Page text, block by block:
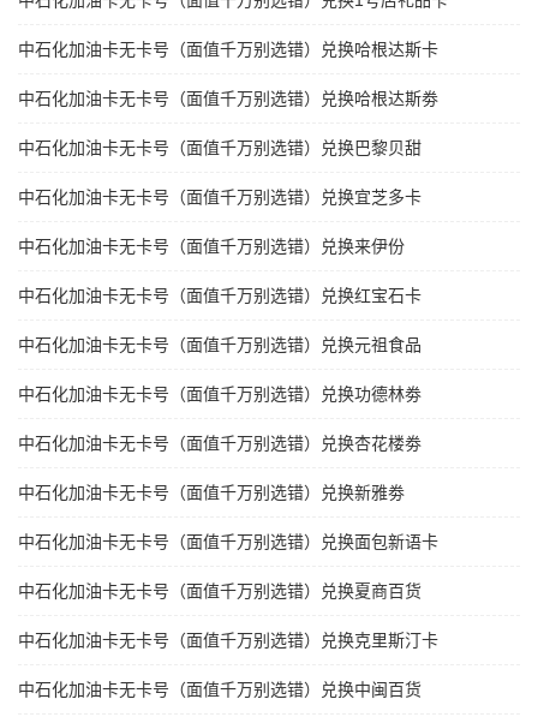
中石化加油卡无卡号（面值千万别选错）兑换哈根达斯卡
中石化加油卡无卡号（面值千万别选错）兑换哈根达斯劵
中石化加油卡无卡号（面值千万别选错）兑换巴黎贝甜
中石化加油卡无卡号（面值千万别选错）兑换宜芝多卡
中石化加油卡无卡号（面值千万别选错）兑换来伊份
中石化加油卡无卡号（面值千万别选错）兑换红宝石卡
中石化加油卡无卡号（面值千万别选错）兑换元祖食品
中石化加油卡无卡号（面值千万别选错）兑换功德林劵
中石化加油卡无卡号（面值千万别选错）兑换杏花楼劵
中石化加油卡无卡号（面值千万别选错）兑换新雅劵
中石化加油卡无卡号（面值千万别选错）兑换面包新语卡
中石化加油卡无卡号（面值千万别选错）兑换夏商百货
中石化加油卡无卡号（面值千万别选错）兑换克里斯汀卡
中石化加油卡无卡号（面值千万别选错）兑换中闽百货